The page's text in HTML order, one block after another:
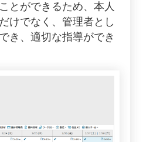
とができるため、本人
けでなく、管理者とし
き、適切な指導ができ